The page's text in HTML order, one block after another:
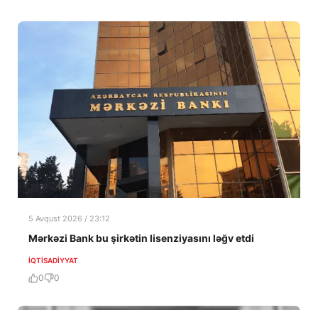
5 Avqust 2026 / 23:12
Mərkəzi Bank bu şirkətin lisenziyasını ləğv etdi
İQTISADIYYAT
0 0